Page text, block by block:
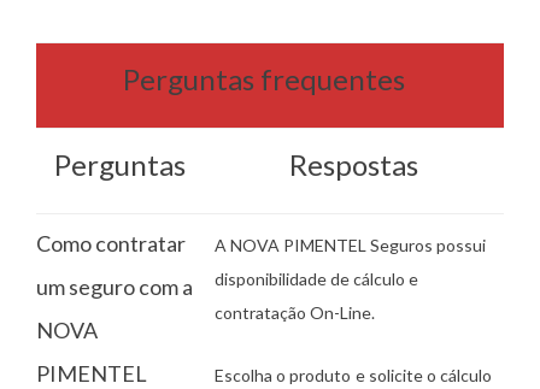
Perguntas frequentes
Perguntas Respostas
Como contratar
um seguro com a
NOVA
PIMENTEL
A NOVA PIMENTEL Seguros possui
disponibilidade de cálculo e
contratação On-Line.
Escolha o produto e solicite o cálculo